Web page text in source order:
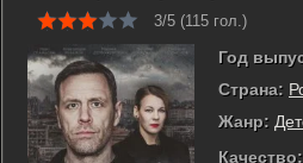
3/5 (115 гол.)
Год
Страна:
Жанр:
Качество: